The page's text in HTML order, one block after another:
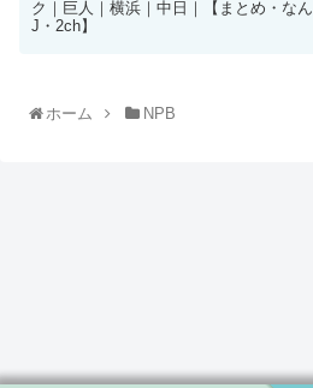
ク｜巨人｜横浜｜中日｜【まとめ・なん
J・2ch】
ホーム NPB